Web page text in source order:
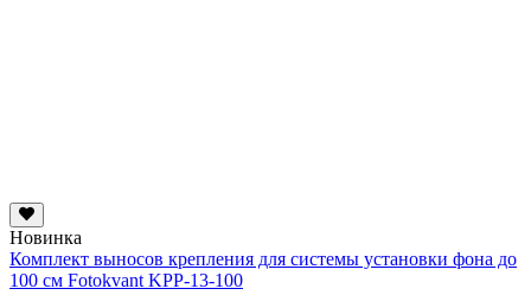
Новинка
Комплект выносов крепления для системы установки фона до
100 см Fotokvant KPP-13-100